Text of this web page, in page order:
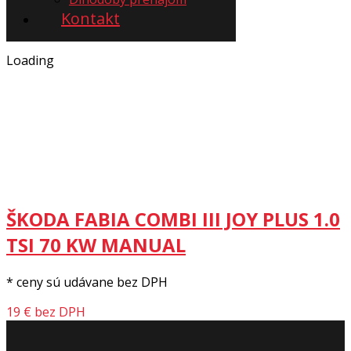
Kontakt
Loading
ŠKODA FABIA COMBI III JOY PLUS 1.0
TSI 70 KW MANUAL
* ceny sú udávane bez DPH
19 € bez DPH